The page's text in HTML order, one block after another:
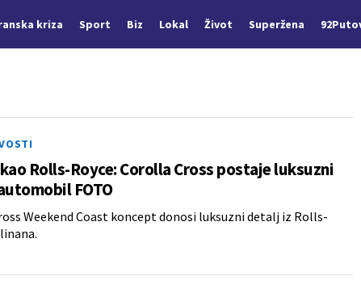
kriza Sport Biz Lokal Život Superžena
Rolls-Royce: Corolla Cross postaje luksuzni
FOTO
Weekend Coast koncept donosi luksuzni detalj iz Rolls-